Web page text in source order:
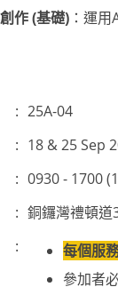
作 (基礎) ：運
: 25A-04
: 18 & 25 Sep
: 0930 - 1700
: 銅鑼灣禮頓道
: 每個服
參加者